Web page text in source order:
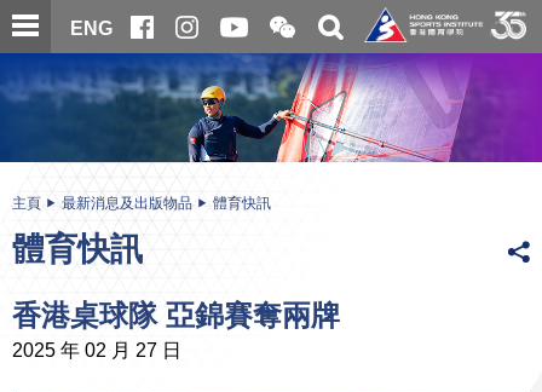
跳
至
內
ENG
開
合
微
信
二
維
碼
關
搜
尋
内
主頁 最新消息及出版物品 體育快訊
體育快訊
香港桌球隊 亞錦賽奪兩牌
2025 年 02 月 27 日